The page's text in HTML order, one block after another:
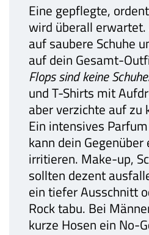
Eine gepflegte,
wird überall erwartet.
auf saubere Schuhe
auf dein Gesamt-
Flops sind keine Schuhe
und T-Shirts mit
aber verzichte auf zu
Ein intensives
kann dein
irritieren. Make-up,
sollten dezent
ein tiefer Ausschnitt
Rock tabu. Bei
kurze Hosen ein No-